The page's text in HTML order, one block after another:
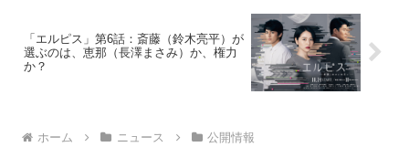
「エルピス」第6話：斎藤（鈴木亮平）が
選ぶのは、恵那（長澤まさみ）か、権力
か？
ホーム ニュース 公開情報